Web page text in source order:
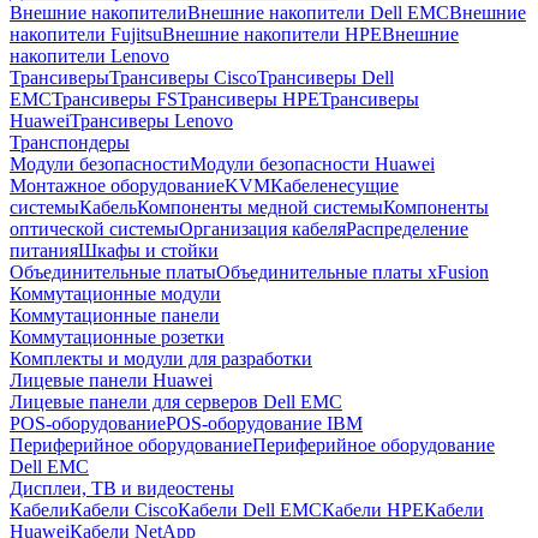
Внешние накопителиВнешние накопители Dell EMCВнешние
накопители FujitsuВнешние накопители HPEВнешние
накопители Lenovo
ТрансиверыТрансиверы CiscoТрансиверы Dell
EMCТрансиверы FSТрансиверы HPEТрансиверы
HuaweiТрансиверы Lenovo
Транспондеры
Модули безопасностиМодули безопасности Huawei
Монтажное оборудованиеKVMКабеленесущие
системыКабельКомпоненты медной системыКомпоненты
оптической системыОрганизация кабеляРаспределение
питанияШкафы и стойки
Объединительные платыОбъединительные платы xFusion
Коммутационные модули
Коммутационные панели
Коммутационные розетки
Комплекты и модули для разработки
Лицевые панели Huawei
Лицевые панели для серверов Dell EMC
POS-оборудованиеPOS-оборудование IBM
Периферийное оборудованиеПериферийное оборудование
Dell EMC
Дисплеи, ТВ и видеостены
КабелиКабели CiscoКабели Dell EMCКабели HPEКабели
HuaweiКабели NetApp